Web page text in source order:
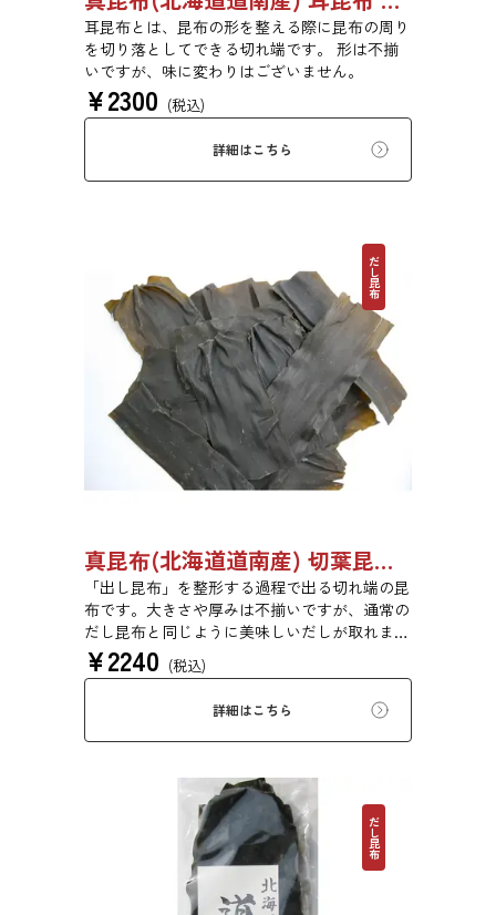
耳昆布とは、昆布の形を整える際に昆布の周り
を切り落としてできる切れ端です。 形は不揃
いですが、味に変わりはございません。
¥2300 (税込)
詳細はこちら
だし昆布
真昆布(北海道道南産) 切葉昆布 500g 【●受注生産品】03110011
「出し昆布」を整形する過程で出る切れ端の昆
布です。大きさや厚みは不揃いですが、通常の
だし昆布と同じように美味しいだしが取れま
す。
¥2240 (税込)
詳細はこちら
だし昆布